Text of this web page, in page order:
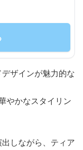
ザインが魅力的な
やかなスタイリン
しながら、ティア